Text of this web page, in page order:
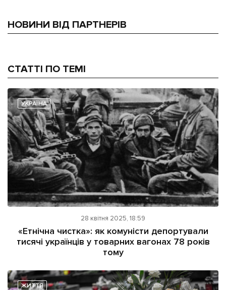
НОВИНИ ВІД ПАРТНЕРІВ
СТАТТІ ПО ТЕМІ
УКРАЇНА
28 квітня 2025, 18:59
«Етнічна чистка»: як комуністи депортували
тисячі українців у товарних вагонах 78 років
тому
ЖИТТЯ